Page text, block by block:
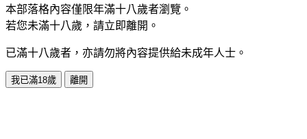
本部落格內容僅限年滿十八歲者瀏覽。
若您未滿十八歲，請立即離開。
已滿十八歲者，亦請勿將內容提供給未成年人士。
我已滿18歲 離開